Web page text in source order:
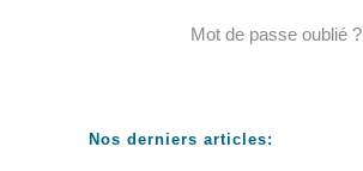
Mot de passe oublié ?
Nos derniers articles: